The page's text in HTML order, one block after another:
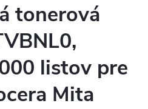
tonerová
listov pre
Mita